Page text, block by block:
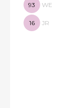
93 WE
16 JR